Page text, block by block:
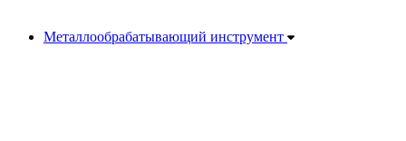
Металлообрабатывающий инструмент